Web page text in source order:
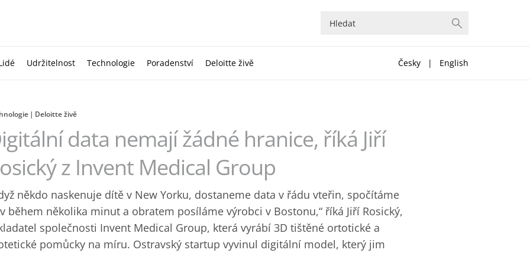
Udržitelnost Technologie Poradenství Deloitte živě Česky | English
Deloitte živě
data nemají žádné hranice, říká Jiří
z Invent Medical Group
někdo naskenuje dítě v New Yorku, dostaneme data v řádu vteřin, spočítáme
během několika minut a obratem posíláme výrobci v Bostonu,“ říká Jiří Rosický,
společnosti Invent Medical Group, která vyrábí 3D tištěné ortotické a
pomůcky na míru. Ostravský startup vyvinul digitální model, který jim